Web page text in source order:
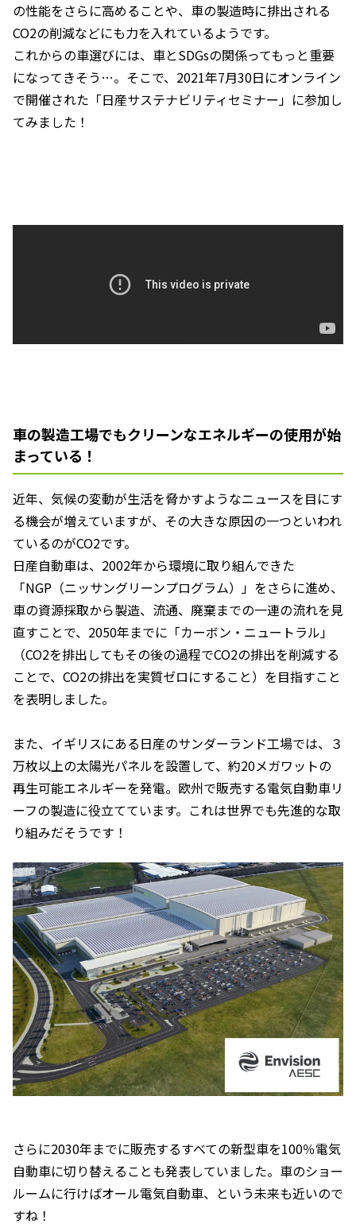
の性能をさらに高めることや、車の製造時に排出される
CO2の削減などにも力を入れているようです。
これからの車選びには、車とSDGsの関係ってもっと重要
になってきそう…。そこで、2021年7月30日にオンライン
で開催された「日産サステナビリティセミナー」に参加し
てみました！
車の製造工場でもクリーンなエネルギーの使用が始
まっている！
近年、気候の変動が生活を脅かすようなニュースを目にす
る機会が増えていますが、その大きな原因の一つといわれ
ているのがCO2です。
日産自動車は、2002年から環境に取り組んできた
「NGP（ニッサングリーンプログラム）」をさらに進め、
車の資源採取から製造、流通、廃棄までの一連の流れを見
直すことで、2050年までに「カーボン・ニュートラル」
（CO2を排出してもその後の過程でCO2の排出を削減する
ことで、CO2の排出を実質ゼロにすること）を目指すこと
を表明しました。
また、イギリスにある日産のサンダーランド工場では、３
万枚以上の太陽光パネルを設置して、約20メガワットの
再生可能エネルギーを発電。欧州で販売する電気自動車リ
ーフの製造に役立てています。これは世界でも先進的な取
り組みだそうです！
さらに2030年までに販売するすべての新型車を100％電気
自動車に切り替えることも発表していました。車のショー
ルームに行けばオール電気自動車、という未来も近いので
すね！